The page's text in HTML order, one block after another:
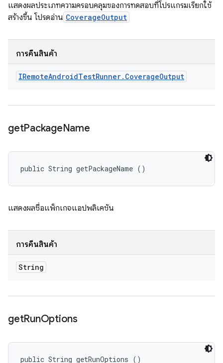
แสดงผลประเภทความครอบคลุมของการทดสอบที่โปรแกรมเรียกใช้
สร้างขึ้น โปรดอ่าน CoverageOutput
การคืนสินค้า
IRemoteAndroidTestRunner. CoverageOutput
getPackageName
public String getPackageName ()
แสดงผลชื่อแพ็กเกจแอปพลิเคชัน
การคืนสินค้า
String
getRunOptions
public String getRunOptions ()